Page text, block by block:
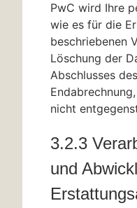
PwC wird Ihre
wie es für die
beschriebenen
Löschung der
Abschlusses
nicht
3.2.3
und